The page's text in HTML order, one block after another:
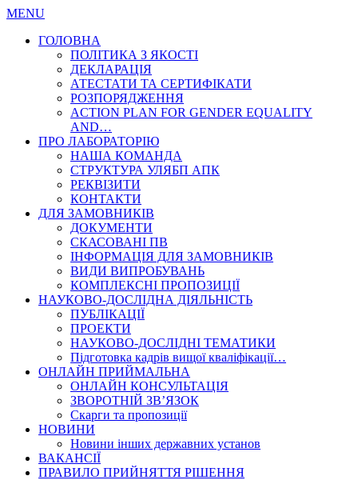
MENU
ГОЛОВНА
ПОЛІТИКА З ЯКОСТІ
ДЕКЛАРАЦІЯ
АТЕСТАТИ ТА СЕРТИФІКАТИ
РОЗПОРЯДЖЕННЯ
ACTION PLAN FOR GENDER EQUALITY
AND…
ПРО ЛАБОРАТОРІЮ
НАША КОМАНДА
СТРУКТУРА УЛЯБП АПК
РЕКВІЗИТИ
КОНТАКТИ
ДЛЯ ЗАМОВНИКІВ
ДОКУМЕНТИ
СКАСОВАНІ ПВ
ІНФОРМАЦІЯ ДЛЯ ЗАМОВНИКІВ
ВИДИ ВИПРОБУВАНЬ
КОМПЛЕКСНІ ПРОПОЗИЦІЇ
НАУКОВО-ДОСЛІДНА ДІЯЛЬНІСТЬ
ПУБЛІКАЦІЇ
ПРОЕКТИ
НАУКОВО-ДОСЛІДНІ ТЕМАТИКИ
Підготовка кадрів вищої кваліфікації…
ОНЛАЙН ПРИЙМАЛЬНА
ОНЛАЙН КОНСУЛЬТАЦІЯ
ЗВОРОТНІЙ ЗВ’ЯЗОК
Скарги та пропозиції
НОВИНИ
Новини інших державних установ
ВАКАНСІЇ
ПРАВИЛО ПРИЙНЯТТЯ РІШЕННЯ